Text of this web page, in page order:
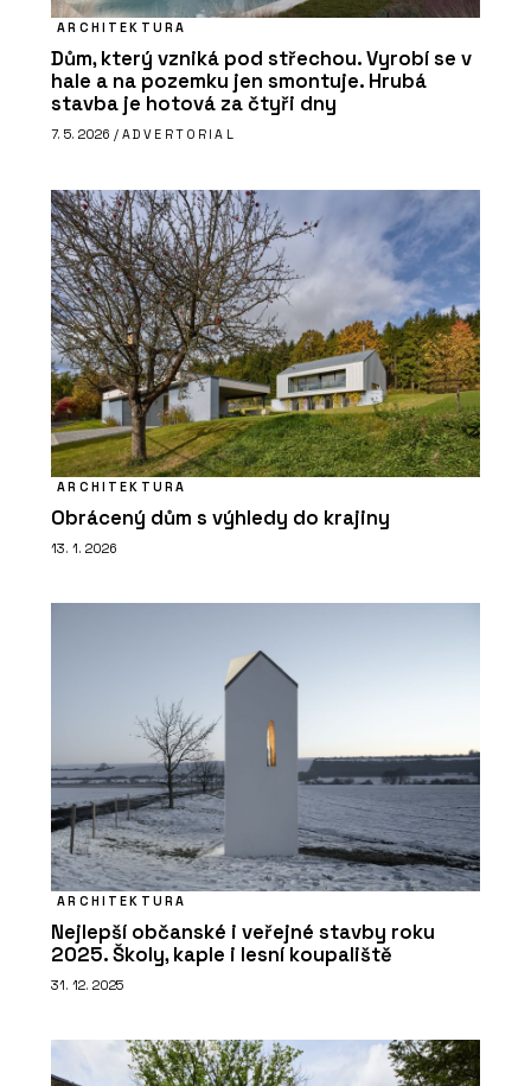
ARCHITEKTURA
Dům, který vzniká pod střechou. Vyrobí se v
hale a na pozemku jen smontuje. Hrubá
stavba je hotová za čtyři dny
7. 5. 2026 / ADVERTORIAL
ARCHITEKTURA
Obrácený dům s výhledy do krajiny
13. 1. 2026
ARCHITEKTURA
Nejlepší občanské i veřejné stavby roku
2025. Školy, kaple i lesní koupaliště
31. 12. 2025